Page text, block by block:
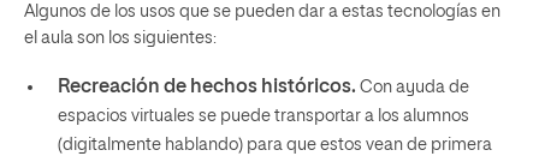
Algunos de los usos que se pueden dar a estas tecnologías en
el aula son los siguientes:
Recreación de hechos históricos. Con ayuda de
espacios virtuales se puede transportar a los alumnos
(digitalmente hablando) para que estos vean de primera